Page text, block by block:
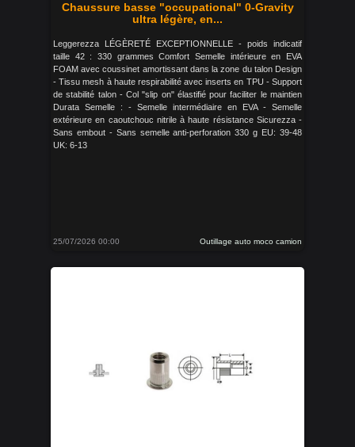
Chaussure basse "occupational" 0-Gravity
ultra légère, en...
Leggerezza LÉGÈRETÉ EXCEPTIONNELLE - poids indicatif
taille 42 : 330 grammes Comfort Semelle intérieure en EVA
FOAM avec coussinet amortissant dans la zone du talon Design
- Tissu mesh à haute respirabilité avec inserts en TPU - Support
de stabilité talon - Col "slip on" élastifié pour faciliter le maintien
Durata Semelle : - Semelle intermédiaire en EVA - Semelle
extérieure en caoutchouc nitrile à haute résistance Sicurezza -
Sans embout - Sans semelle anti-perforation 330 g EU: 39-48
UK: 6-13
25/07/2026 00:00 Outillage auto moco camion